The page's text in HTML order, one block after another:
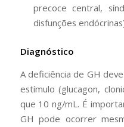
precoce central,
disfunções
Diagnóstico
A deficiência de GH
estímulo (glucagon,
que 10 ng/mL. É
GH pode ocorrer